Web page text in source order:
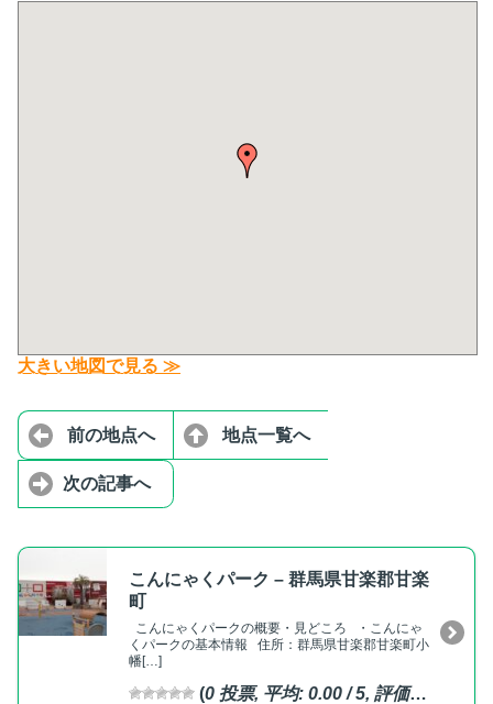
大きい地図で見る ≫
前の地点へ 地点一覧へ
次の記事へ
こんにゃくパーク – 群馬県甘楽郡甘楽
町
こんにゃくパークの概要・見どころ ・こんにゃ
くパークの基本情報 住所：群馬県甘楽郡甘楽町小
幡[…]
(0 投票, 平均: 0.00 / 5, 評価済